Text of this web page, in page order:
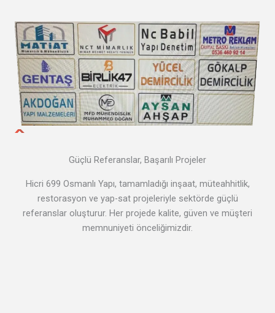
Güçlü Referanslar, Başarılı Projeler
Hicri 699 Osmanlı Yapı, tamamladığı inşaat, müteahhitlik,
restorasyon ve yap-sat projeleriyle sektörde güçlü
referanslar oluşturur. Her projede kalite, güven ve müşteri
memnuniyeti önceliğimizdir.